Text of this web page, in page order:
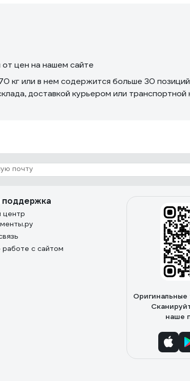
от цен на нашем сайте
кг или в нем содержится больше 30
доставкой курьером или транспортной
поддержка
центр
с сайтом
Оригинальные
наше